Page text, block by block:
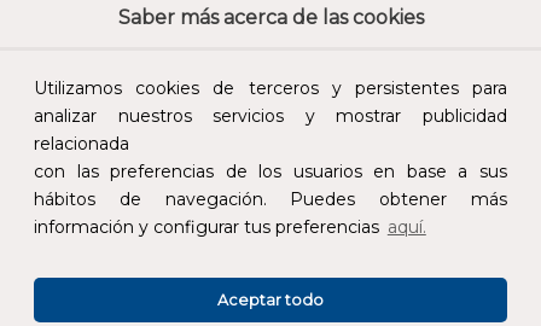
Saber más acerca de las cookies
Utilizamos cookies de terceros y persistentes para
analizar nuestros servicios y mostrar publicidad
relacionada
con las preferencias de los usuarios en base a sus
hábitos de navegación. Puedes obtener más
información y configurar tus preferencias aquí.
Aceptar todo
Devoluciones Pago seguro
Atención al cliente